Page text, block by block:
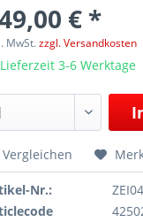
€ *
MwSt.zzgl. Versandkosten
Lieferzeit 3-6 Werktage
Vergleichen
Nr.: